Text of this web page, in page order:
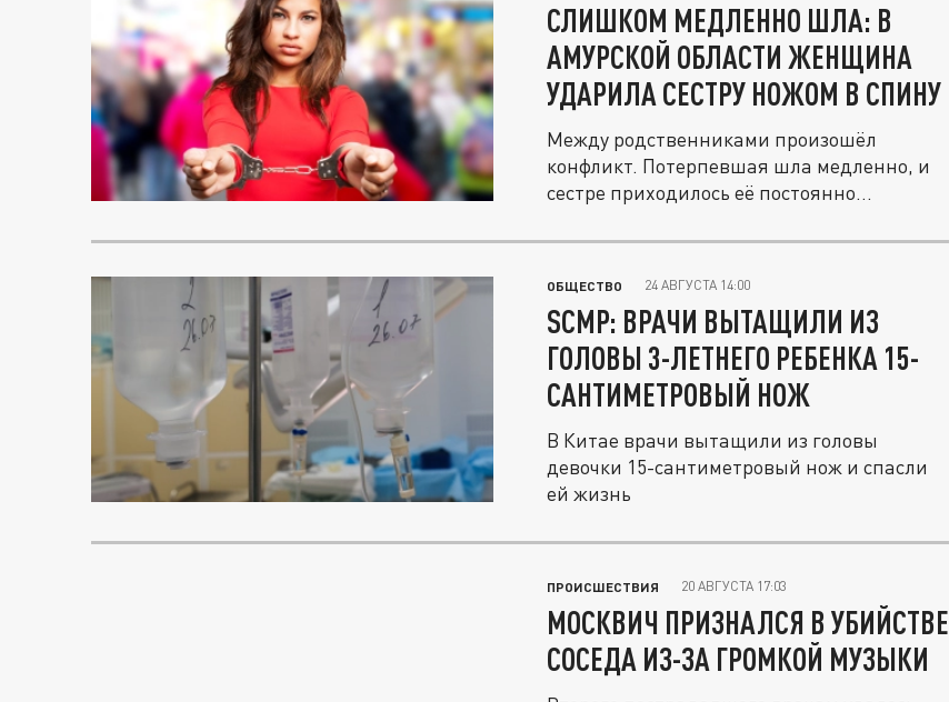
СЛИШКОМ МЕДЛЕННО ШЛА: В
АМУРСКОЙ ОБЛАСТИ ЖЕНЩИНА
УДАРИЛА СЕСТРУ НОЖОМ В СПИНУ
Между родственниками произошёл
конфликт. Потерпевшая шла медленно, и
сестре приходилось её постоянно...
ОБЩЕСТВО 24 АВГУСТА 14:00
SCMP: ВРАЧИ ВЫТАЩИЛИ ИЗ
ГОЛОВЫ 3-ЛЕТНЕГО РЕБЕНКА 15-
САНТИМЕТРОВЫЙ НОЖ
В Китае врачи вытащили из головы
девочки 15-сантиметровый нож и спасли
ей жизнь
ПРОИСШЕСТВИЯ 20 АВГУСТА 17:03
МОСКВИЧ ПРИЗНАЛСЯ В УБИЙСТВЕ
СОСЕДА ИЗ-ЗА ГРОМКОЙ МУЗЫКИ